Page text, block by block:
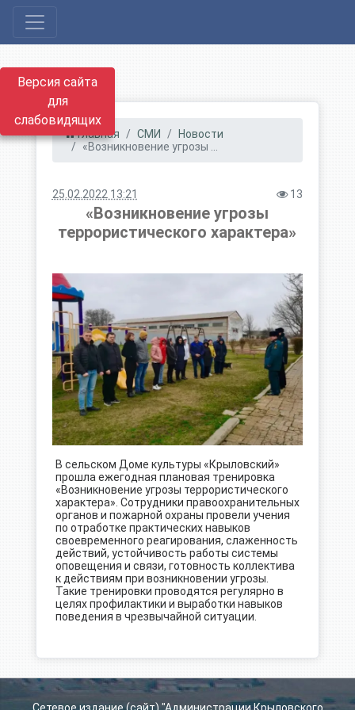
Версия сайта
для
слабовидящих
Главная СМИ
Новости
«Возникновение угрозы ...
25.02.2022 13:21 13
«Возникновение угрозы
террористического характера»
В сельском Доме культуры «Крыловский»
прошла ежегодная плановая тренировка
«Возникновение угрозы террористического
характера». Сотрудники правоохранительных
органов и пожарной охраны провели учения
по отработке практических навыков
своевременного реагирования, слаженность
действий, устойчивость работы системы
оповещения и связи, готовность коллектива
к действиям при возникновении угрозы.
Такие тренировки проводятся регулярно в
целях профилактики и выработки навыков
поведения в чрезвычайной ситуации.